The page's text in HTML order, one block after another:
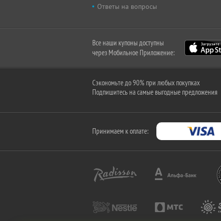
Ответы на вопросы
Все наши купоны доступны
через Мобильное Приложение:
Сэкономьте до 90% при любых покупках
Подпишитесь на самые выгодные предложения
Принимаем к оплате: